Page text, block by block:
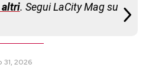
altri. Segui LaCity Mag su
31, 2026